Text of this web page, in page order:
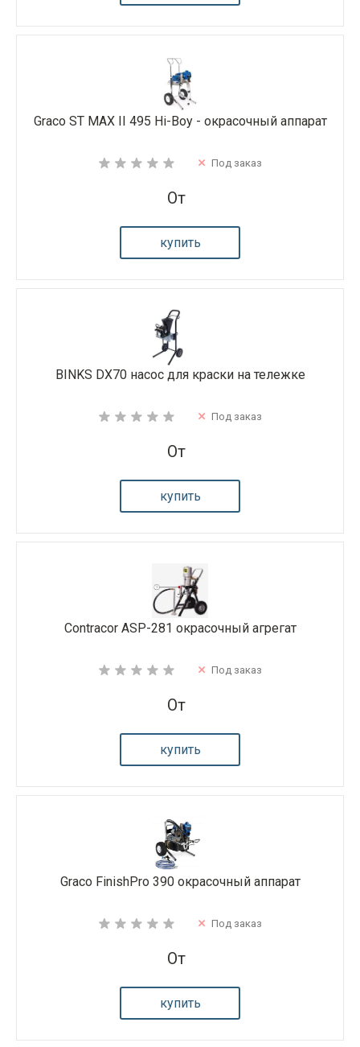
Graco ST MAX II 495 Hi-Boy - окрасочный аппарат
Под заказ
От
купить
BINKS DX70 насос для краски на тележке
Под заказ
От
купить
Contracor ASP-281 окрасочный агрегат
Под заказ
От
купить
Graco FinishPro 390 окрасочный аппарат
Под заказ
От
купить